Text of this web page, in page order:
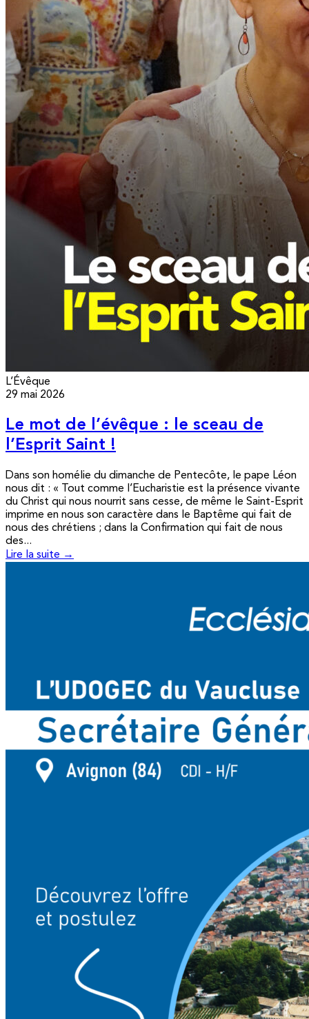
L’Évêque
29 mai 2026
Le mot de l’évêque : le sceau de
l’Esprit Saint !
Dans son homélie du dimanche de Pentecôte, le pape Léon
nous dit : « Tout comme l’Eucharistie est la présence vivante
du Christ qui nous nourrit sans cesse, de même le Saint-Esprit
imprime en nous son caractère dans le Baptême qui fait de
nous des chrétiens ; dans la Confirmation qui fait de nous
des...
Lire la suite →